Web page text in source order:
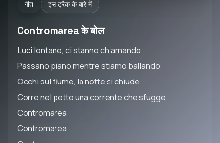
गीत इस ट्रैक के बारे में
Contromarea के बोल
Luci lontane, ci stanno chiamando
Passano piano mentre stiamo ballando
Occhi sul fiume, la notte si chiude
Corre nel petto una corrente che sfugge
Contromarea
Contromarea